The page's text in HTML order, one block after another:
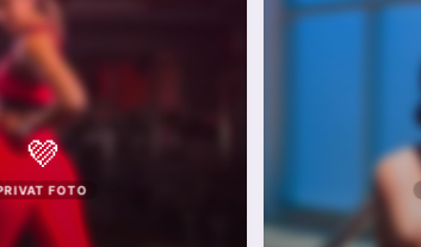
💜
FOTO